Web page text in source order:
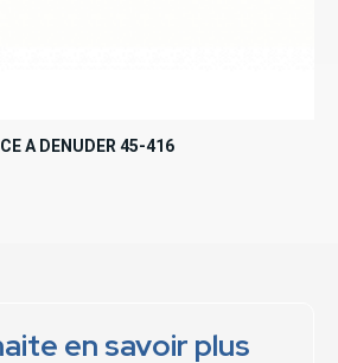
A DENUDER 45-416
en savoir plus